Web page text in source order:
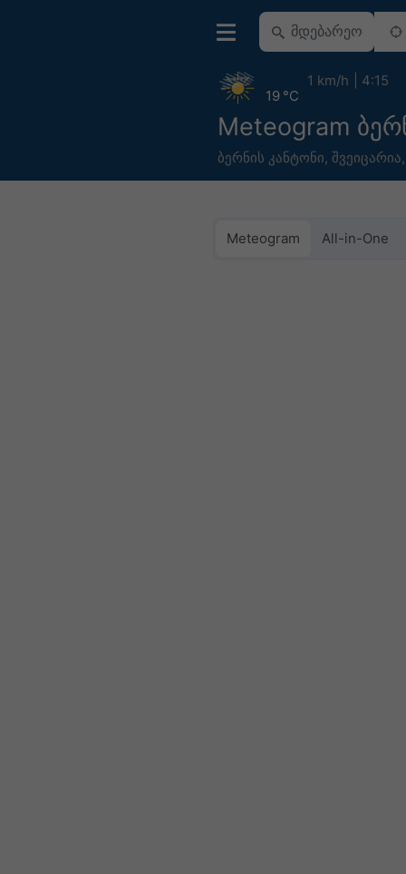
Meteogram
ბერნის კანტონი, შვეიცარია
19 °C
1 km/h 4:15
Meteogram All-in-One